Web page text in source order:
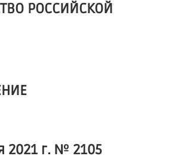
РОССИЙСКОЙ
2021 г. № 2105